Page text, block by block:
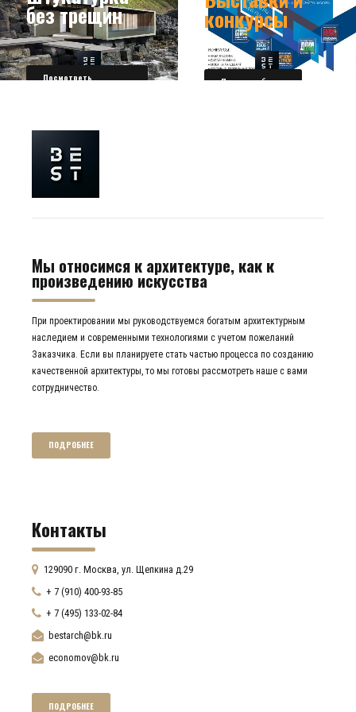
без трещин
Посмотреть
конкурсы
Получить билет
Мы относимся к архитектуре, как к
произведению искусства
При проектировании мы руководствуемся богатым архитектурным
наследием и современными технологиями с учетом пожеланий
Заказчика. Если вы планируете стать частью процесса по созданию
качественной архитектуры, то мы готовы рассмотреть наше с вами
сотрудничество.
ПОДРОБНЕЕ
Контакты
129090 г. Москва, ул. Щепкина д.29
+ 7 (910) 400-93-85
+ 7 (495) 133-02-84
bestarch@bk.ru
economov@bk.ru
ПОДРОБНЕЕ